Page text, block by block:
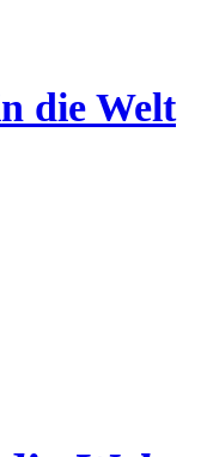
die Welt